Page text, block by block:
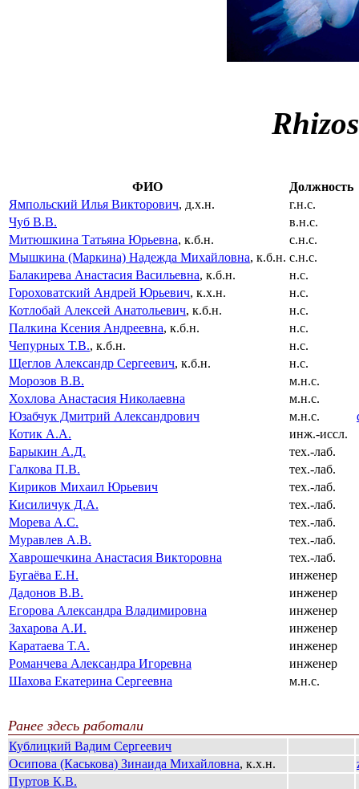
ФИО
Должность
Ямпольский Илья Викторович, д.х.н.
г.н.с.
Чуб В.В.
в.н.с.
Митюшкина Татьяна Юрьевна, к.б.н.
с.н.с.
Мышкина (Маркина) Надежда Михайловна, к.б.н. с.н.с.
Балакирева Анастасия Васильевна, к.б.н.
н.с.
Гороховатский Андрей Юрьевич, к.х.н.
н.с.
Котлобай Алексей Анатольевич, к.б.н.
н.с.
Палкина Ксения Андреевна, к.б.н.
н.с.
Чепурных Т.В., к.б.н.
н.с.
Щеглов Александр Сергеевич, к.б.н.
н.с.
Морозов В.В.
м.н.с.
Хохлова Анастасия Николаевна
м.н.с.
Юзабчук Дмитрий Александрович
м.н.с.
Котик А.А.
инж.-иссл.
Барыкин А.Д.
тех.-лаб.
Галкова П.В.
тех.-лаб.
Кириков Михаил Юрьевич
тех.-лаб.
Кисиличук Д.А.
тех.-лаб.
Морева А.С.
тех.-лаб.
Муравлев А.В.
тех.-лаб.
Хаврошечкина Анастасия Викторовна
тех.-лаб.
Бугаёва Е.Н.
инженер
Дадонов В.В.
инженер
Егорова Александра Владимировна
инженер
Захарова А.И.
инженер
Каратаева Т.А.
инженер
Романчева Александра Игоревна
инженер
Шахова Екатерина Сергеевна
м.н.с.
Ранее здесь работали
Кублицкий Вадим Сергеевич
Осипова (Каськова) Зинаида Михайловна, к.х.н.
Пуртов К.В.